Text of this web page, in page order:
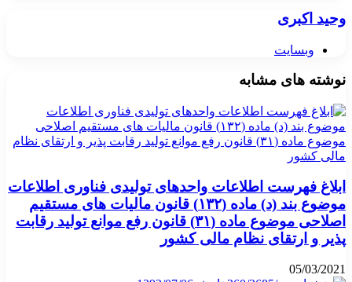
وحید اکبری
وبسایت
نوشته های مشابه
ابلاغ فهرست اطلاعات واحدهای تولیدی فناوری اطلاعات
موضوع بند (د) ماده (۱۳۲) قانون مالیات های مستقیم
اصلاحی موضوع ماده (۳۱) قانون رفع موانع تولید رقابت
پذیر و ارتقای نظام مالی کشور
05/03/2021